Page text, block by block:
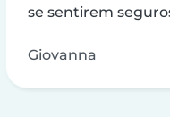
se sentirem
Giovanna